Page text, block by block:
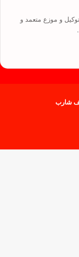
و موزع متعمد و
شارب